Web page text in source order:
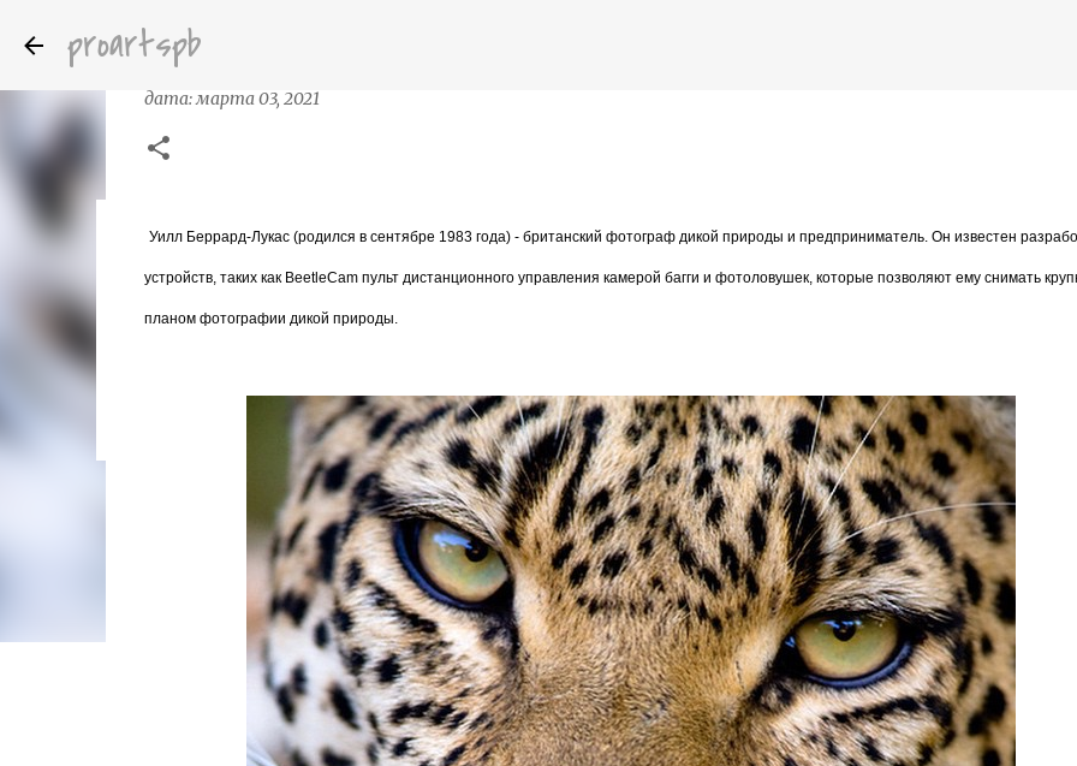
proartspb
Бумажные скульптуры канадского художника Келвина Николса (Calvin Nicholls)
дата:октября 14, 2022
дата:марта 03, 2021
Уилл Беррард-Лукас (родился в сентябре 1983 года) - британский фотограф дикой природы и предприниматель. Он известен
устройств, таких как BeetleCam пульт дистанционного управления камерой багги и фотоловушек, которые позволяют ему снимать
планом фотографии дикой природы.